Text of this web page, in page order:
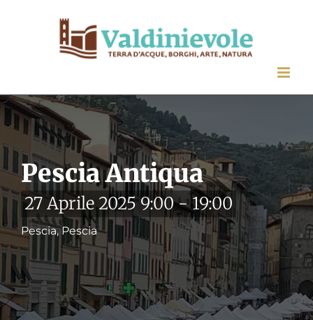
Pescia Antiqua
27 Aprile 2025 9:00-19:00
Pescia, Pescia